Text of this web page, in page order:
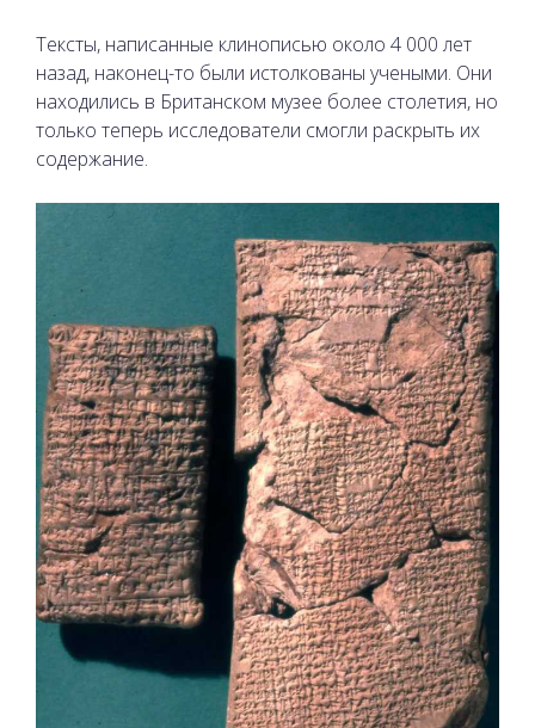
Тексты, написанные клинописью около 4 000 лет
назад, наконец-то были истолкованы учеными. Они
находились в Британском музее более столетия, но
только теперь исследователи смогли раскрыть их
содержание.